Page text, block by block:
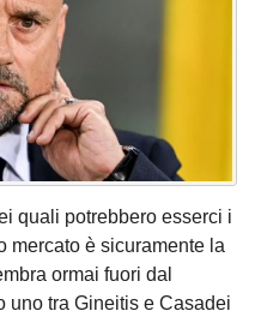
quali potrebbero esserci i
mercato è sicuramente la
ormai fuori dal
uno tra Gineitis e Casadei